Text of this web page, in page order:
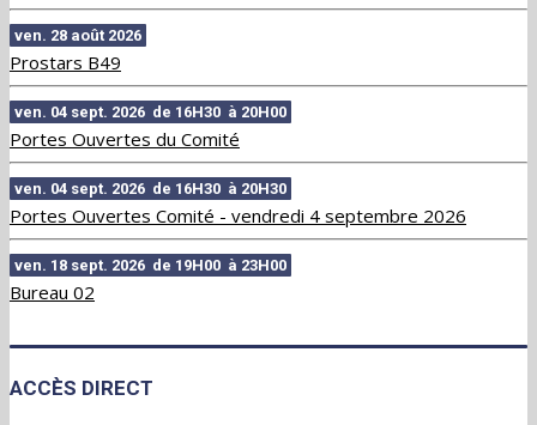
ven. 28 août 2026
Prostars B49
ven. 04 sept. 2026 de 16H30 à 20H00
Portes Ouvertes du Comité
ven. 04 sept. 2026 de 16H30 à 20H30
Portes Ouvertes Comité - vendredi 4 septembre 2026
ven. 18 sept. 2026 de 19H00 à 23H00
Bureau 02
ACCÈS DIRECT